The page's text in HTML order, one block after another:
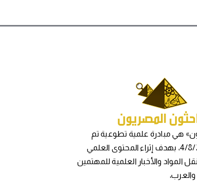
هي مبادرة علمية تطوعية تم
تدشينها في 4/8/2014، بهدف إثراء المحتوى العلمي
المواد والأخبار العلمية للمهتمين